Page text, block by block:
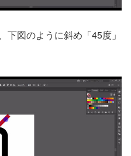
下図のように斜め「45度」